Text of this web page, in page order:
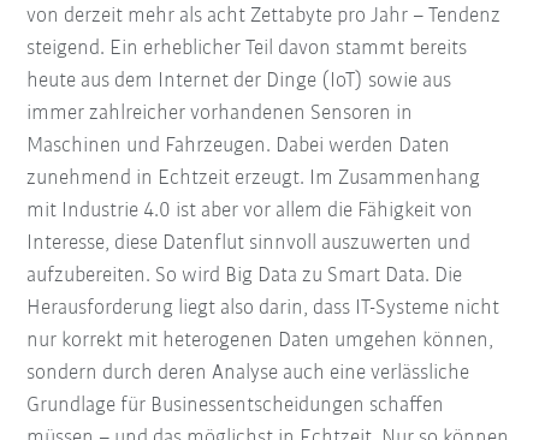
von derzeit mehr als acht Zettabyte pro Jahr – Tendenz
steigend. Ein erheblicher Teil davon stammt bereits
heute aus dem Internet der Dinge (IoT) sowie aus
immer zahlreicher vorhandenen Sensoren in
Maschinen und Fahrzeugen. Dabei werden Daten
zunehmend in Echtzeit erzeugt. Im Zusammenhang
mit Industrie 4.0 ist aber vor allem die Fähigkeit von
Interesse, diese Datenflut sinnvoll auszuwerten und
aufzubereiten. So wird Big Data zu Smart Data. Die
Herausforderung liegt also darin, dass IT-Systeme nicht
nur korrekt mit heterogenen Daten umgehen können,
sondern durch deren Analyse auch eine verlässliche
Grundlage für Businessentscheidungen schaffen